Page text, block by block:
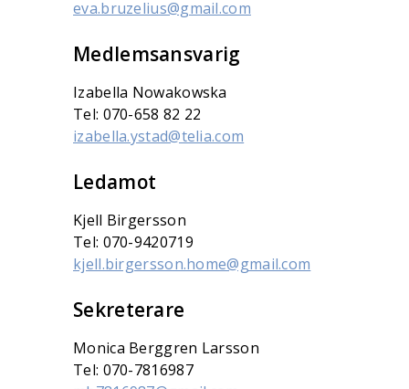
eva.bruzelius@gmail.com
Medlemsansvarig
Izabella Nowakowska
Tel: 070-658 82 22
izabella.ystad@telia.com
Ledamot
Kjell Birgersson
Tel: 070-9420719
kjell.birgersson.home@gmail.com
Sekreterare
Monica Berggren Larsson
Tel: 070-7816987